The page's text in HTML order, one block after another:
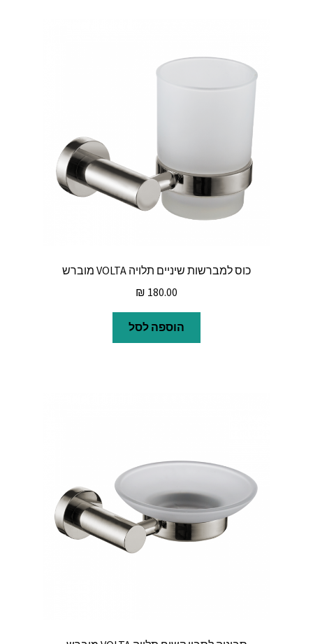
כוס למברשות שיניים תלויה VOLTA מוברש
₪ 180.00
הוספה לסל